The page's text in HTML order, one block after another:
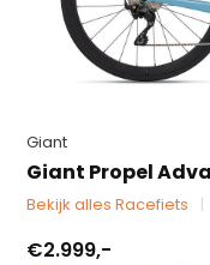
Giant
Giant Propel
Bekijk alles Racefiets
€2.999,-